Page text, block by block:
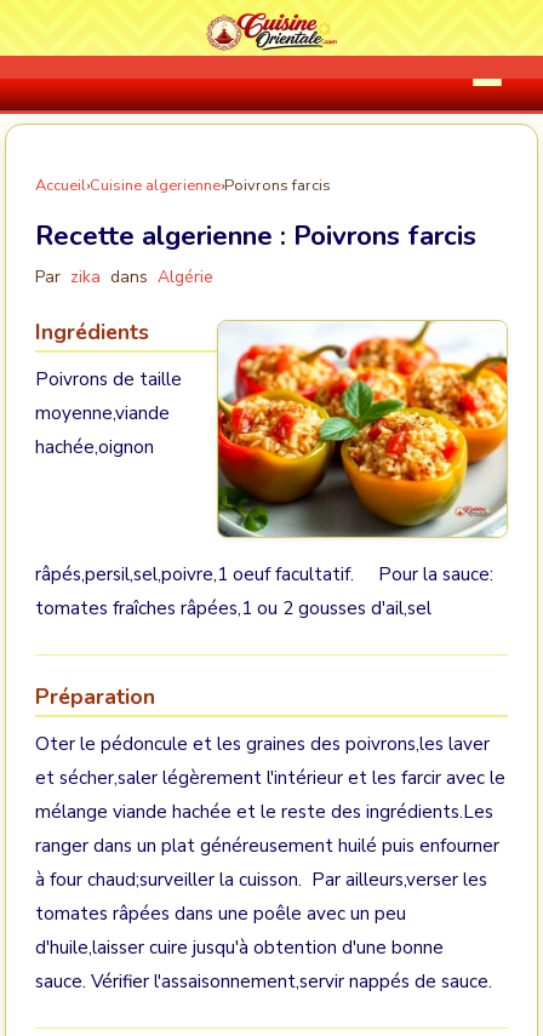
Accueil›Cuisine algerienne›Poivrons farcis
Recette algerienne : Poivrons farcis
Par zika dans Algérie
Ingrédients
Poivrons de taille
moyenne,viande
hachée,oignon
râpés,persil,sel,poivre,1 oeuf facultatif. Pour la sauce:
tomates fraîches râpées,1 ou 2 gousses d'ail,sel
Préparation
Oter le pédoncule et les graines des poivrons,les laver
et sécher,saler légèrement l'intérieur et les farcir avec le
mélange viande hachée et le reste des ingrédients.Les
ranger dans un plat généreusement huilé puis enfourner
à four chaud;surveiller la cuisson. Par ailleurs,verser les
tomates râpées dans une poêle avec un peu
d'huile,laisser cuire jusqu'à obtention d'une bonne
sauce. Vérifier l'assaisonnement,servir nappés de sauce.